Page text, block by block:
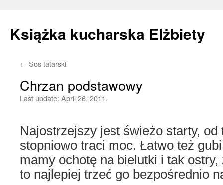
Książka kucharska Elżbiety
Skip
← Sos tatarski
Chrzan podstawowy
Last update: April 26, 2011.
Najostrzejszy jest świeżo starty, od
stopniowo traci moc. Łatwo też
mamy ochotę na bielutki i tak
to najlepiej trzeć go bezpośrednio